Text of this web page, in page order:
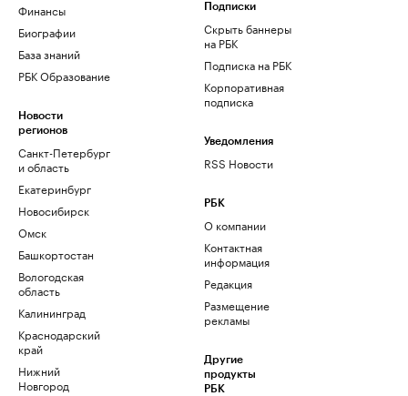
Финансы
Биографии
База знаний
РБК Образование
Новости
регионов
Санкт-Петербург
и область
Екатеринбург
Новосибирск
Омск
Башкортостан
Вологодская
область
Калининград
Краснодарский
край
Нижний
Новгород
Подписки
Скрыть баннеры
на РБК
Подписка на РБК
Корпоративная
подписка
Уведомления
RSS Новости
РБК
О компании
Контактная
информация
Редакция
Размещение
рекламы
Другие
продукты
РБК